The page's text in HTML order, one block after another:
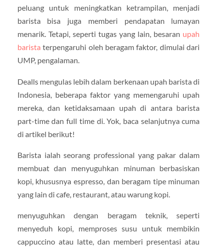
peluang untuk meningkatkan ketrampilan, menjadi
barista bisa juga memberi pendapatan lumayan
menarik. Tetapi, seperti tugas yang lain, besaran upah
barista terpengaruhi oleh beragam faktor, dimulai dari
UMP, pengalaman.
Dealls mengulas lebih dalam berkenaan upah barista di
Indonesia, beberapa faktor yang memengaruhi upah
mereka, dan ketidaksamaan upah di antara barista
part-time dan full time di. Yok, baca selanjutnya cuma
di artikel berikut!
Barista ialah seorang professional yang pakar dalam
membuat dan menyuguhkan minuman berbasiskan
kopi, khususnya espresso, dan beragam tipe minuman
yang lain di cafe, restaurant, atau warung kopi.
menyuguhkan dengan beragam teknik, seperti
menyeduh kopi, memproses susu untuk membikin
cappuccino atau latte, dan memberi presentasi atau